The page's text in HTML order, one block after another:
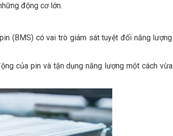
động cơ lớn.
(BMS) có vai trò giám sát tuyệt đối năng lượng
của pin và tận dụng năng lượng một cách vừa